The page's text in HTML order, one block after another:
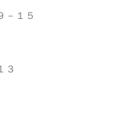
－１５
３